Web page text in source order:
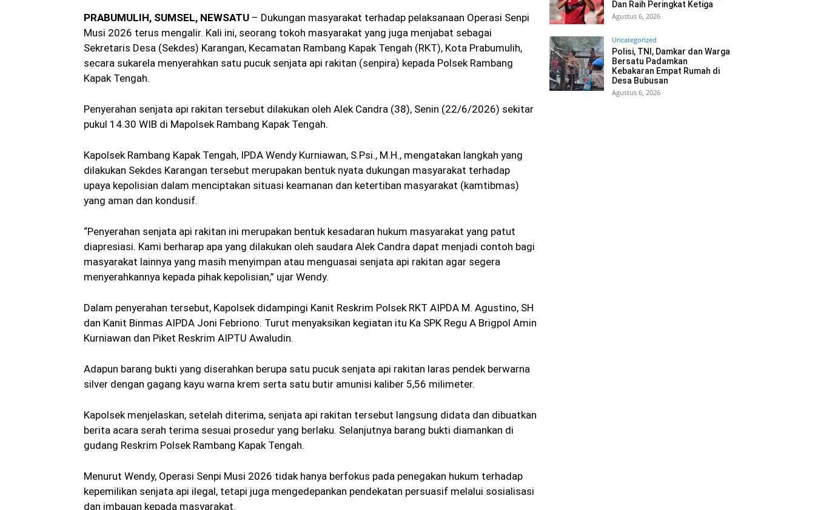
PRABUMULIH, SUMSEL, NEWSATU – Dukungan masyarakat terhadap pelaksanaan Operasi Senpi
Musi 2026 terus mengalir. Kali ini, seorang tokoh masyarakat yang juga menjabat sebagai
Sekretaris Desa (Sekdes) Karangan, Kecamatan Rambang Kapak Tengah (RKT), Kota Prabumulih,
secara sukarela menyerahkan satu pucuk senjata api rakitan (senpira) kepada Polsek Rambang
Kapak Tengah.
Penyerahan senjata api rakitan tersebut dilakukan oleh Alek Candra (38), Senin (22/6/2026) sekitar
pukul 14.30 WIB di Mapolsek Rambang Kapak Tengah.
Kapolsek Rambang Kapak Tengah, IPDA Wendy Kurniawan, S.Psi., M.H., mengatakan langkah yang
dilakukan Sekdes Karangan tersebut merupakan bentuk nyata dukungan masyarakat terhadap
upaya kepolisian dalam menciptakan situasi keamanan dan ketertiban masyarakat (kamtibmas)
yang aman dan kondusif.
“Penyerahan senjata api rakitan ini merupakan bentuk kesadaran hukum masyarakat yang patut
diapresiasi. Kami berharap apa yang dilakukan oleh saudara Alek Candra dapat menjadi contoh bagi
masyarakat lainnya yang masih menyimpan atau menguasai senjata api rakitan agar segera
menyerahkannya kepada pihak kepolisian,” ujar Wendy.
Dalam penyerahan tersebut, Kapolsek didampingi Kanit Reskrim Polsek RKT AIPDA M. Agustino, SH
dan Kanit Binmas AIPDA Joni Febriono. Turut menyaksikan kegiatan itu Ka SPK Regu A Brigpol Amin
Kurniawan dan Piket Reskrim AIPTU Awaludin.
Adapun barang bukti yang diserahkan berupa satu pucuk senjata api rakitan laras pendek berwarna
silver dengan gagang kayu warna krem serta satu butir amunisi kaliber 5,56 milimeter.
Kapolsek menjelaskan, setelah diterima, senjata api rakitan tersebut langsung didata dan dibuatkan
berita acara serah terima sesuai prosedur yang berlaku. Selanjutnya barang bukti diamankan di
gudang Reskrim Polsek Rambang Kapak Tengah.
Menurut Wendy, Operasi Senpi Musi 2026 tidak hanya berfokus pada penegakan hukum terhadap
kepemilikan senjata api ilegal, tetapi juga mengedepankan pendekatan persuasif melalui sosialisasi
dan imbauan kepada masyarakat.
Dan Raih Peringkat Ketiga
Agustus 6, 2026
Uncategorized
Polisi, TNI, Damkar dan Warga
Bersatu Padamkan
Kebakaran Empat Rumah di
Desa Bubusan
Agustus 6, 2026